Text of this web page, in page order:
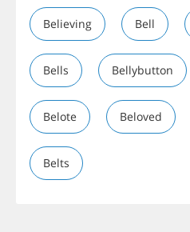
Believing Bell
Bells Bellybutton
Belote Beloved
Belts